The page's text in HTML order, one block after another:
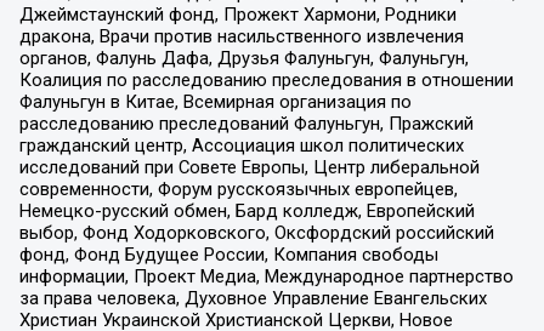
Джеймстаунский фонд, Прожект Хармони, Родники
дракона, Врачи против насильственного извлечения
органов, Фалунь Дафа, Друзья Фалуньгун, Фалуньгун,
Коалиция по расследованию преследования в отношении
Фалуньгун в Китае, Всемирная организация по
расследованию преследований Фалуньгун, Пражский
гражданский центр, Ассоциация школ политических
исследований при Совете Европы, Центр либеральной
современности, Форум русскоязычных европейцев,
Немецко-русский обмен, Бард колледж, Европейский
выбор, Фонд Ходорковского, Оксфордский российский
фонд, Фонд Будущее России, Компания свободы
информации, Проект Медиа, Международное партнерство
за права человека, Духовное Управление Евангельских
Христиан Украинской Христианской Церкви, Новое